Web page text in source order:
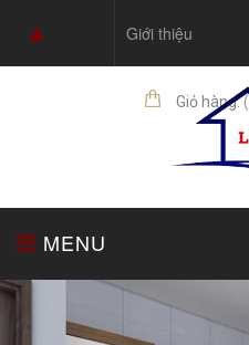
Giới thiệu
Giỏ hàng:(
MENU